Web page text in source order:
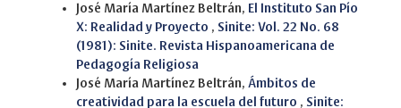
José María Martínez Beltrán, El Instituto San Pío
X: Realidad y Proyecto , Sinite: Vol. 22 No. 68
(1981): Sinite. Revista Hispanoamericana de
Pedagogía Religiosa
José María Martínez Beltrán, Ámbitos de
creatividad para la escuela del futuro , Sinite: